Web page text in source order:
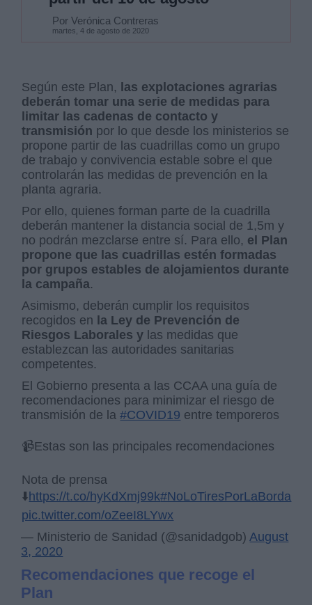
Por Verónica Contreras
martes, 4 de agosto de 2020
Según este Plan, las explotaciones agrarias
deberán tomar una serie de medidas para
limitar las cadenas de contacto y
transmisión por lo que desde los ministerios se
propone partir de las cuadrillas como un grupo
de trabajo y convivencia estable sobre el que
controlarán las medidas de prevención en la
planta agraria.
Por ello, quienes forman parte de la cuadrilla
deberán mantener la distancia social de 1,5m y
no podrán mezclarse entre sí. Para ello, el Plan
propone que las cuadrillas estén formadas
por grupos estables de alojamientos durante
la campaña.
Asimismo, deberán cumplir los requisitos
recogidos en la Ley de Prevención de
Riesgos Laborales y las medidas que
establezcan las autoridades sanitarias
competentes.
El Gobierno presenta a las CCAA una guía de
recomendaciones para minimizar el riesgo de
transmisión de la#COVID19 entre temporeros
📹Estas son las principales recomendaciones
Nota de prensa
⬇️https://t.co/hyKdXmj99k#NoLoTiresPorLaBorda
pic.twitter.com/oZeeI8LYwx
— Ministerio de Sanidad (@sanidadgob) August
3, 2020
Recomendaciones que recoge el
Plan